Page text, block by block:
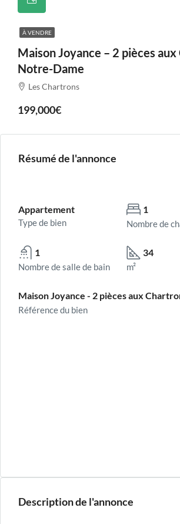
À VENDRE
Maison Joyance – 2 pièces
Notre-Dame
Les Chartrons
199,000€
Résumé de l'annonce
Appartement
Type de bien
1
Nombre de
1
Nombre de salle de bain
34
m²
Maison Joyance - 2 pièces aux
Référence du bien
Description de l'annonce